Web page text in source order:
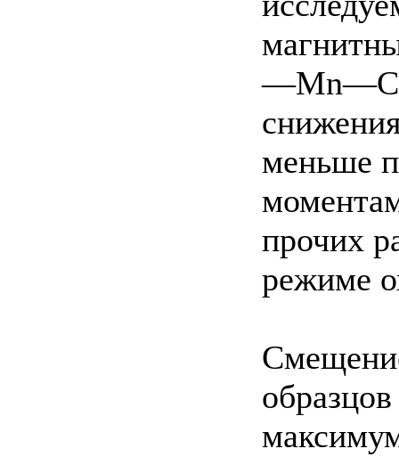
—Mn—С,
меньше
прочих
режиме